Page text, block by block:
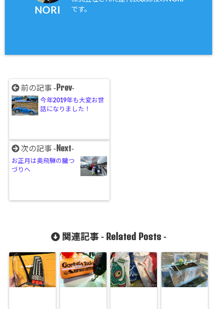
NORI
です。
前の記事 -Prev-
今年2019年も大変お世
話になりました！
次の記事 -Next-
お正月は奥飛騨の朧つ
づりへ
関連記事 - Related Posts-